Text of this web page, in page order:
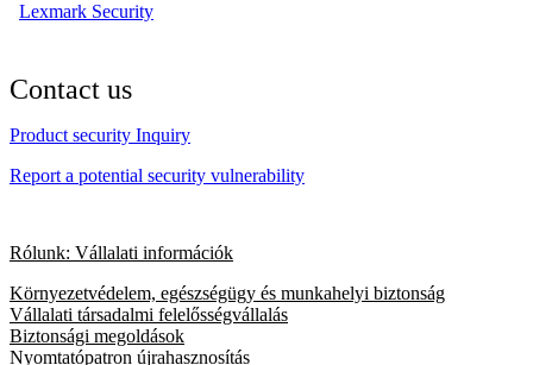
Lexmark Security
Contact us
Product security Inquiry
Report a potential security vulnerability
Rólunk: Vállalati információk
Környezetvédelem, egészségügy és munkahelyi biztonság
Vállalati társadalmi felelősségvállalás
Biztonsági megoldások
Nyomtatópatron újrahasznosítás